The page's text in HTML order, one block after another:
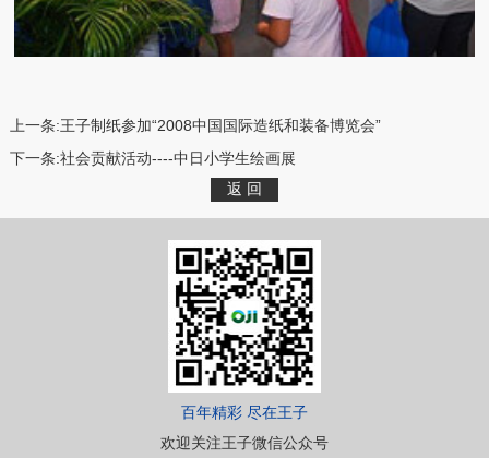
上一条:王子制纸参加“2008中国国际造纸和装备博览会”
下一条:社会贡献活动----中日小学生绘画展
百年精彩 尽在王子
欢迎关注王子微信公众号